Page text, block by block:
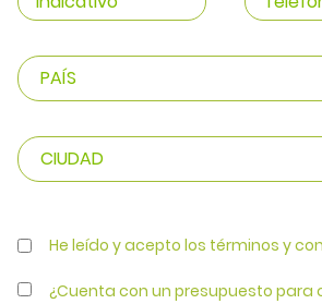
He leído y acepto los términos y
¿Cuenta con un presupuesto para